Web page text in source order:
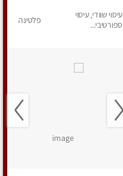
עיסוי שוודי, עיסוי
ספורטיבי...
פלטינה